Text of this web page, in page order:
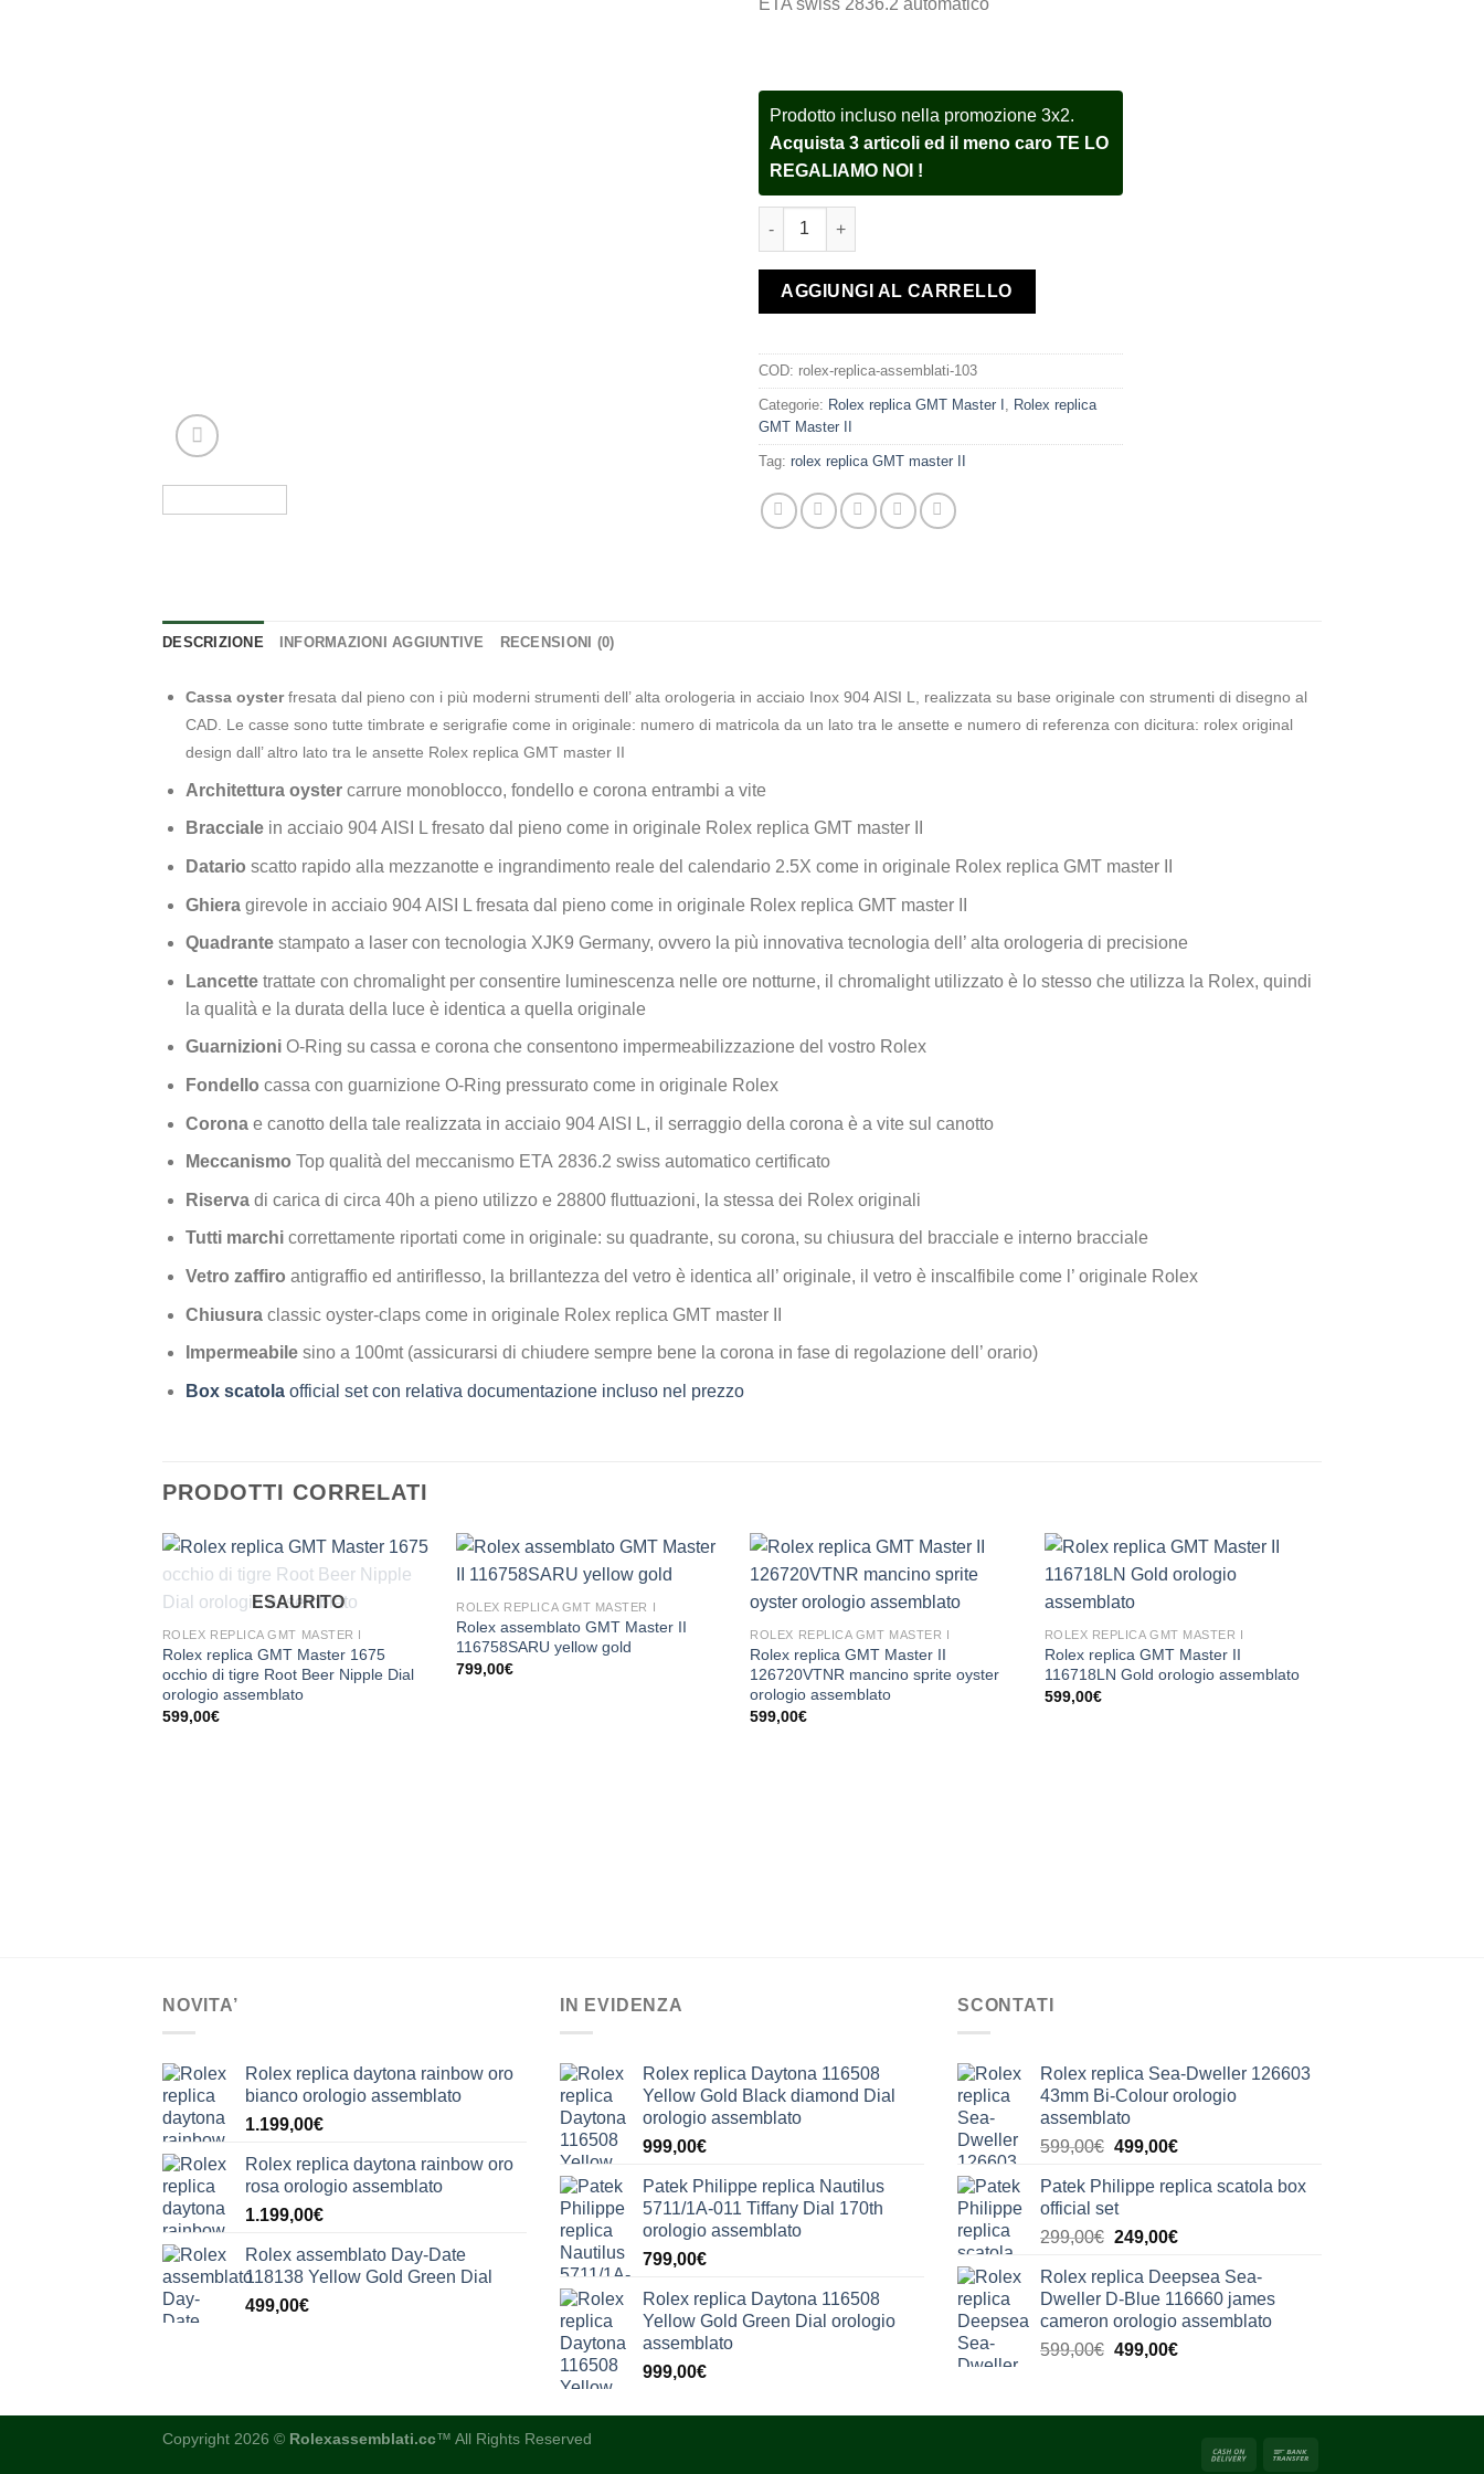
Prodotto incluso nella promozione 3x2.
Acquista 3 articoli ed il meno caro TE LO
REGALIAMO NOI !
Rolex replica GMT Master II 16710 Coke Bezel From 1991 orologio assemblato quantità
AGGIUNGI AL CARRELLO
COD: rolex-replica-assemblati-103
Categorie: Rolex replica GMT Master I , Rolex replica
GMT Master II
Tag: rolex replica GMT master II
DESCRIZIONE INFORMAZIONI AGGIUNTIVE RECENSIONI (0)
Cassa oysterfresata dal pieno con i più moderni strumenti dell’ alta orologeria in acciaio Inox 904 AISI L, realizzata su base originale con strumenti di disegno al
CAD. Le casse sono tutte timbrate e serigrafie come in originale: numero di matricola da un lato tra le ansette e numero di referenza con dicitura: rolex original
design dall’ altro lato tra le ansette Rolex replica GMT master II
Architettura oyster carrure monoblocco, fondello e corona entrambi a vite
Braccialein acciaio 904 AISI L fresato dal pieno come in originale Rolex replica GMT master II
Datario scatto rapido alla mezzanotte e ingrandimento reale del calendario 2.5X come in originale Rolex replica GMT master II
Ghieragirevole in acciaio 904 AISI L fresata dal pieno come in originale Rolex replica GMT master II
Quadrantestampato a laser con tecnologia XJK9 Germany, ovvero la più innovativa tecnologia dell’ alta orologeria di precisione
Lancettetrattate con chromalight per consentire luminescenza nelle ore notturne, il chromalight utilizzato è lo stesso che utilizza la Rolex, quindi
la qualità e la durata della luce è identica a quella originale
GuarnizioniO-Ring su cassa e corona che consentono impermeabilizzazione del vostro Rolex
Fondello cassa con guarnizione O-Ring pressurato come in originale Rolex
Coronae canotto della tale realizzata in acciaio 904 AISI L, il serraggio della corona è a vite sul canotto
Meccanismo Top qualità del meccanismo ETA 2836.2 swiss automatico certificato
Riservadi carica di circa 40h a pieno utilizzo e 28800 fluttuazioni, la stessa dei Rolex originali
Tutti marchi correttamente riportati come in originale: su quadrante, su corona, su chiusura del bracciale e interno bracciale
Vetro zaffiro antigraffio ed antiriflesso, la brillantezza del vetro è identica all’ originale, il vetro è inscalfibile come l’ originale Rolex
Chiusuraclassic oyster-claps come in originale Rolex replica GMT master II
Impermeabilesino a 100mt (assicurarsi di chiudere sempre bene la corona in fase di regolazione dell’ orario)
Box scatolaofficial set con relativa documentazione incluso nel prezzo
PRODOTTI CORRELATI
ESAURITO
ROLEX REPLICA GMT MASTER I
Rolex replica GMT Master 1675
occhio di tigre Root Beer Nipple Dial
orologio assemblato
599,00€
ROLEX REPLICA GMT MASTER I
Rolex assemblato GMT Master II
116758SARU yellow gold
799,00€
ROLEX REPLICA GMT MASTER I
Rolex replica GMT Master II
126720VTNR mancino sprite oyster
orologio assemblato
599,00€
ROLEX REPLICA GMT MASTER I
Rolex replica GMT Master II
116718LN Gold orologio assemblato
599,00€
NOVITA’
Rolex replica daytona rainbow oro
bianco orologio assemblato
1.199,00€
Rolex replica daytona rainbow oro
rosa orologio assemblato
1.199,00€
Rolex assemblato Day-Date
118138 Yellow Gold Green Dial
499,00€
IN EVIDENZA
Rolex replica Daytona 116508
Yellow Gold Black diamond Dial
orologio assemblato
999,00€
Patek Philippe replica Nautilus
5711/1A-011 Tiffany Dial 170th
orologio assemblato
799,00€
Rolex replica Daytona 116508
Yellow Gold Green Dial orologio
assemblato
999,00€
SCONTATI
Rolex replica Sea-Dweller 126603
43mm Bi-Colour orologio
assemblato
599,00€ Il
originale
era:
599,00€.
499,00€Il
attuale
499,00€.
Patek Philippe replica scatola box
official set
299,00€ Il
originale
era:
299,00€.
249,00€Il
attuale
è:
249,00€.
Rolex replica Deepsea Sea-
Dweller D-Blue 116660 james
cameron orologio assemblato
599,00€ Il
era:
499,00€Il
è:
Copyright 2026 © Rolexassemblati.cc™ All Rights Reserved